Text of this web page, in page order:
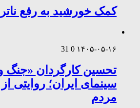
کمک خورشید به رفع
۱۴۰۵-۰۵-۱۶ 0
31
تحسین کارگردان «جنگ
سینمای ایران؛ روایتی
مردم